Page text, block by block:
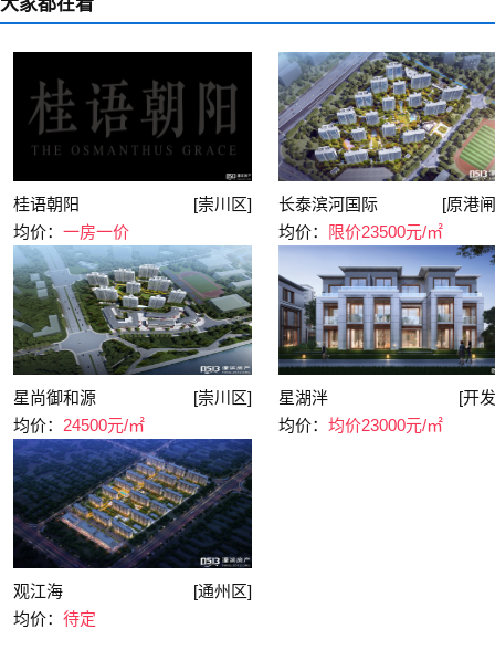
[崇川区]
桂语朝阳
均价： 一房一价
[原港
长泰滨河国际
均价：
限价23500元/㎡
[崇川区]
星尚御和源
均价： 24500元/㎡
[开
星湖泮
均价： 均价23000元/㎡
[通州区]
观江海
均价： 待定